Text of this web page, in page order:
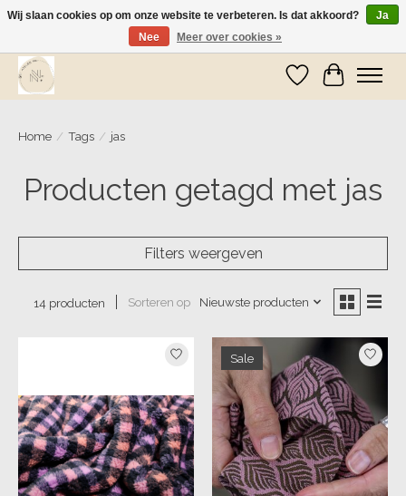
Wij zijn op vakantie! Vanaf zaterdag 9 mei worden er weer pakketjes verzonden
Verlanglijst
Home / Tags / jas
Producten getagd met jas
Filters weergeven
14 producten Sorteren op Nieuwste producten
Sale
Wij slaan cookies op om onze website te verbeteren. Is dat akkoord?
Ja
Nee
Meer over cookies »